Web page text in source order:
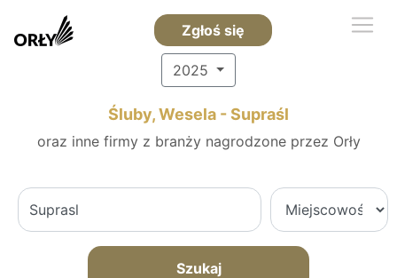
Zgłoś się
2025
Śluby, Wesela - Supraśl
oraz inne firmy z branży nagrodzone przez Orły
Szukaj